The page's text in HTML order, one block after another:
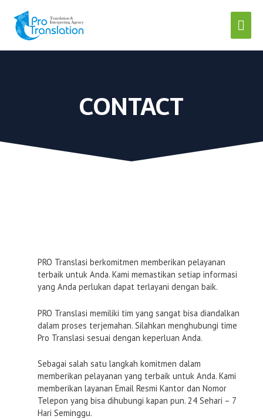
CONTACT
PRO Translasi berkomitmen memberikan pelayanan
terbaik untuk Anda. Kami memastikan setiap informasi
yang Anda perlukan dapat terlayani dengan baik.
PRO Translasi memiliki tim yang sangat bisa diandalkan
dalam proses terjemahan. Silahkan menghubungi time
Pro Translasi sesuai dengan keperluan Anda.
Sebagai salah satu langkah komitmen dalam
memberikan pelayanan yang terbaik untuk Anda. Kami
memberikan layanan Email Resmi Kantor dan Nomor
Telepon yang bisa dihubungi kapan pun. 24 Sehari – 7
Hari Seminggu.